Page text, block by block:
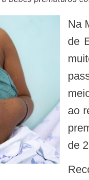
Na Maternidade Nossa Senhora de Lourdes, unidade de alto risco da Secretaria
de
ao
de
Reconhecido principalmente pelo contato pele a pele, o método busca